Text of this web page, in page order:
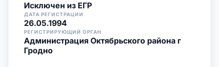
Исключен из ЕГР
ДАТА РЕГИСТРАЦИИ
26.05.1994
РЕГИСТРИРУЮЩИЙ ОРГАН
Администрация Октябрьского района г
Гродно